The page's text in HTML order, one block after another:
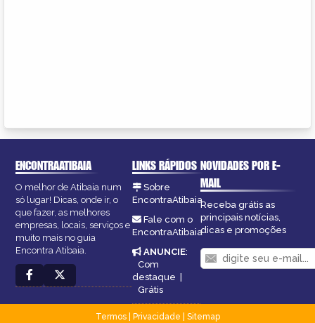
ENCONTRAATIBAIA
O melhor de Atibaia num
só lugar! Dicas, onde ir, o
que fazer, as melhores
empresas, locais, serviços e
muito mais no guia
Encontra Atibaia.
LINKS RÁPIDOS
Sobre
EncontraAtibaia
Fale com o
EncontraAtibaia
ANUNCIE:
Com
destaque
Grátis
NOVIDADES POR E-
MAIL
Receba grátis as
principais notícias,
dicas e promoções
Termos| Privacidade
Sitemap